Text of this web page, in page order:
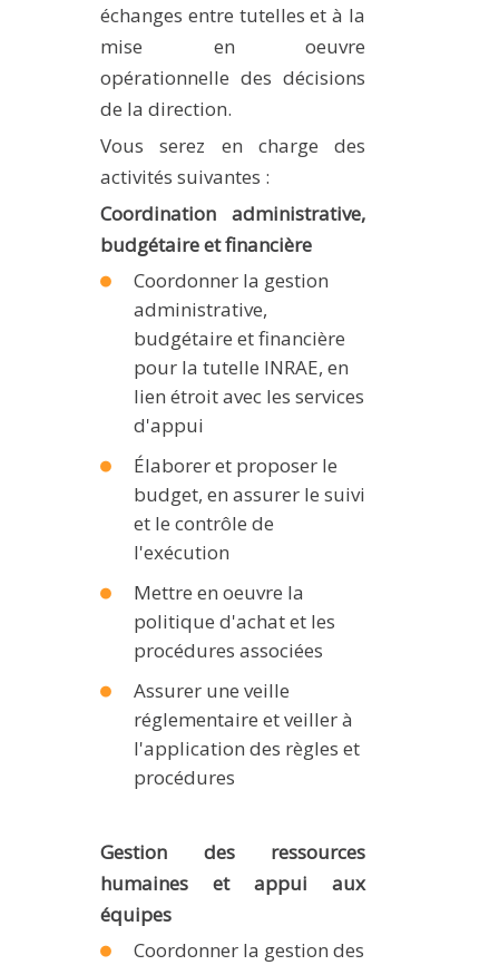
échanges entre tutelles et à la
mise en oeuvre
opérationnelle des décisions
de la direction.
Vous serez en charge des
activités suivantes :
Coordination administrative,
budgétaire et financière
Coordonner la gestion
administrative,
budgétaire et financière
pour la tutelle INRAE, en
lien étroit avec les services
d'appui
Élaborer et proposer le
budget, en assurer le suivi
et le contrôle de
l'exécution
Mettre en oeuvre la
politique d'achat et les
procédures associées
Assurer une veille
réglementaire et veiller à
l'application des règles et
procédures
Gestion des ressources
humaines et appui aux
équipes
Coordonner la gestion des